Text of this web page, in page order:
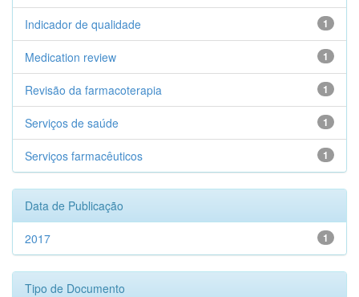
1
Indicador de qualidade
1
Medication review
1
Revisão da farmacoterapia
1
Serviços de saúde
1
Serviços farmacêuticos
Data de Publicação
1
2017
Tipo de Documento